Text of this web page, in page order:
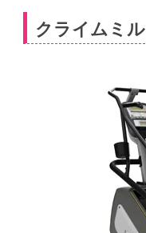
クライムミル